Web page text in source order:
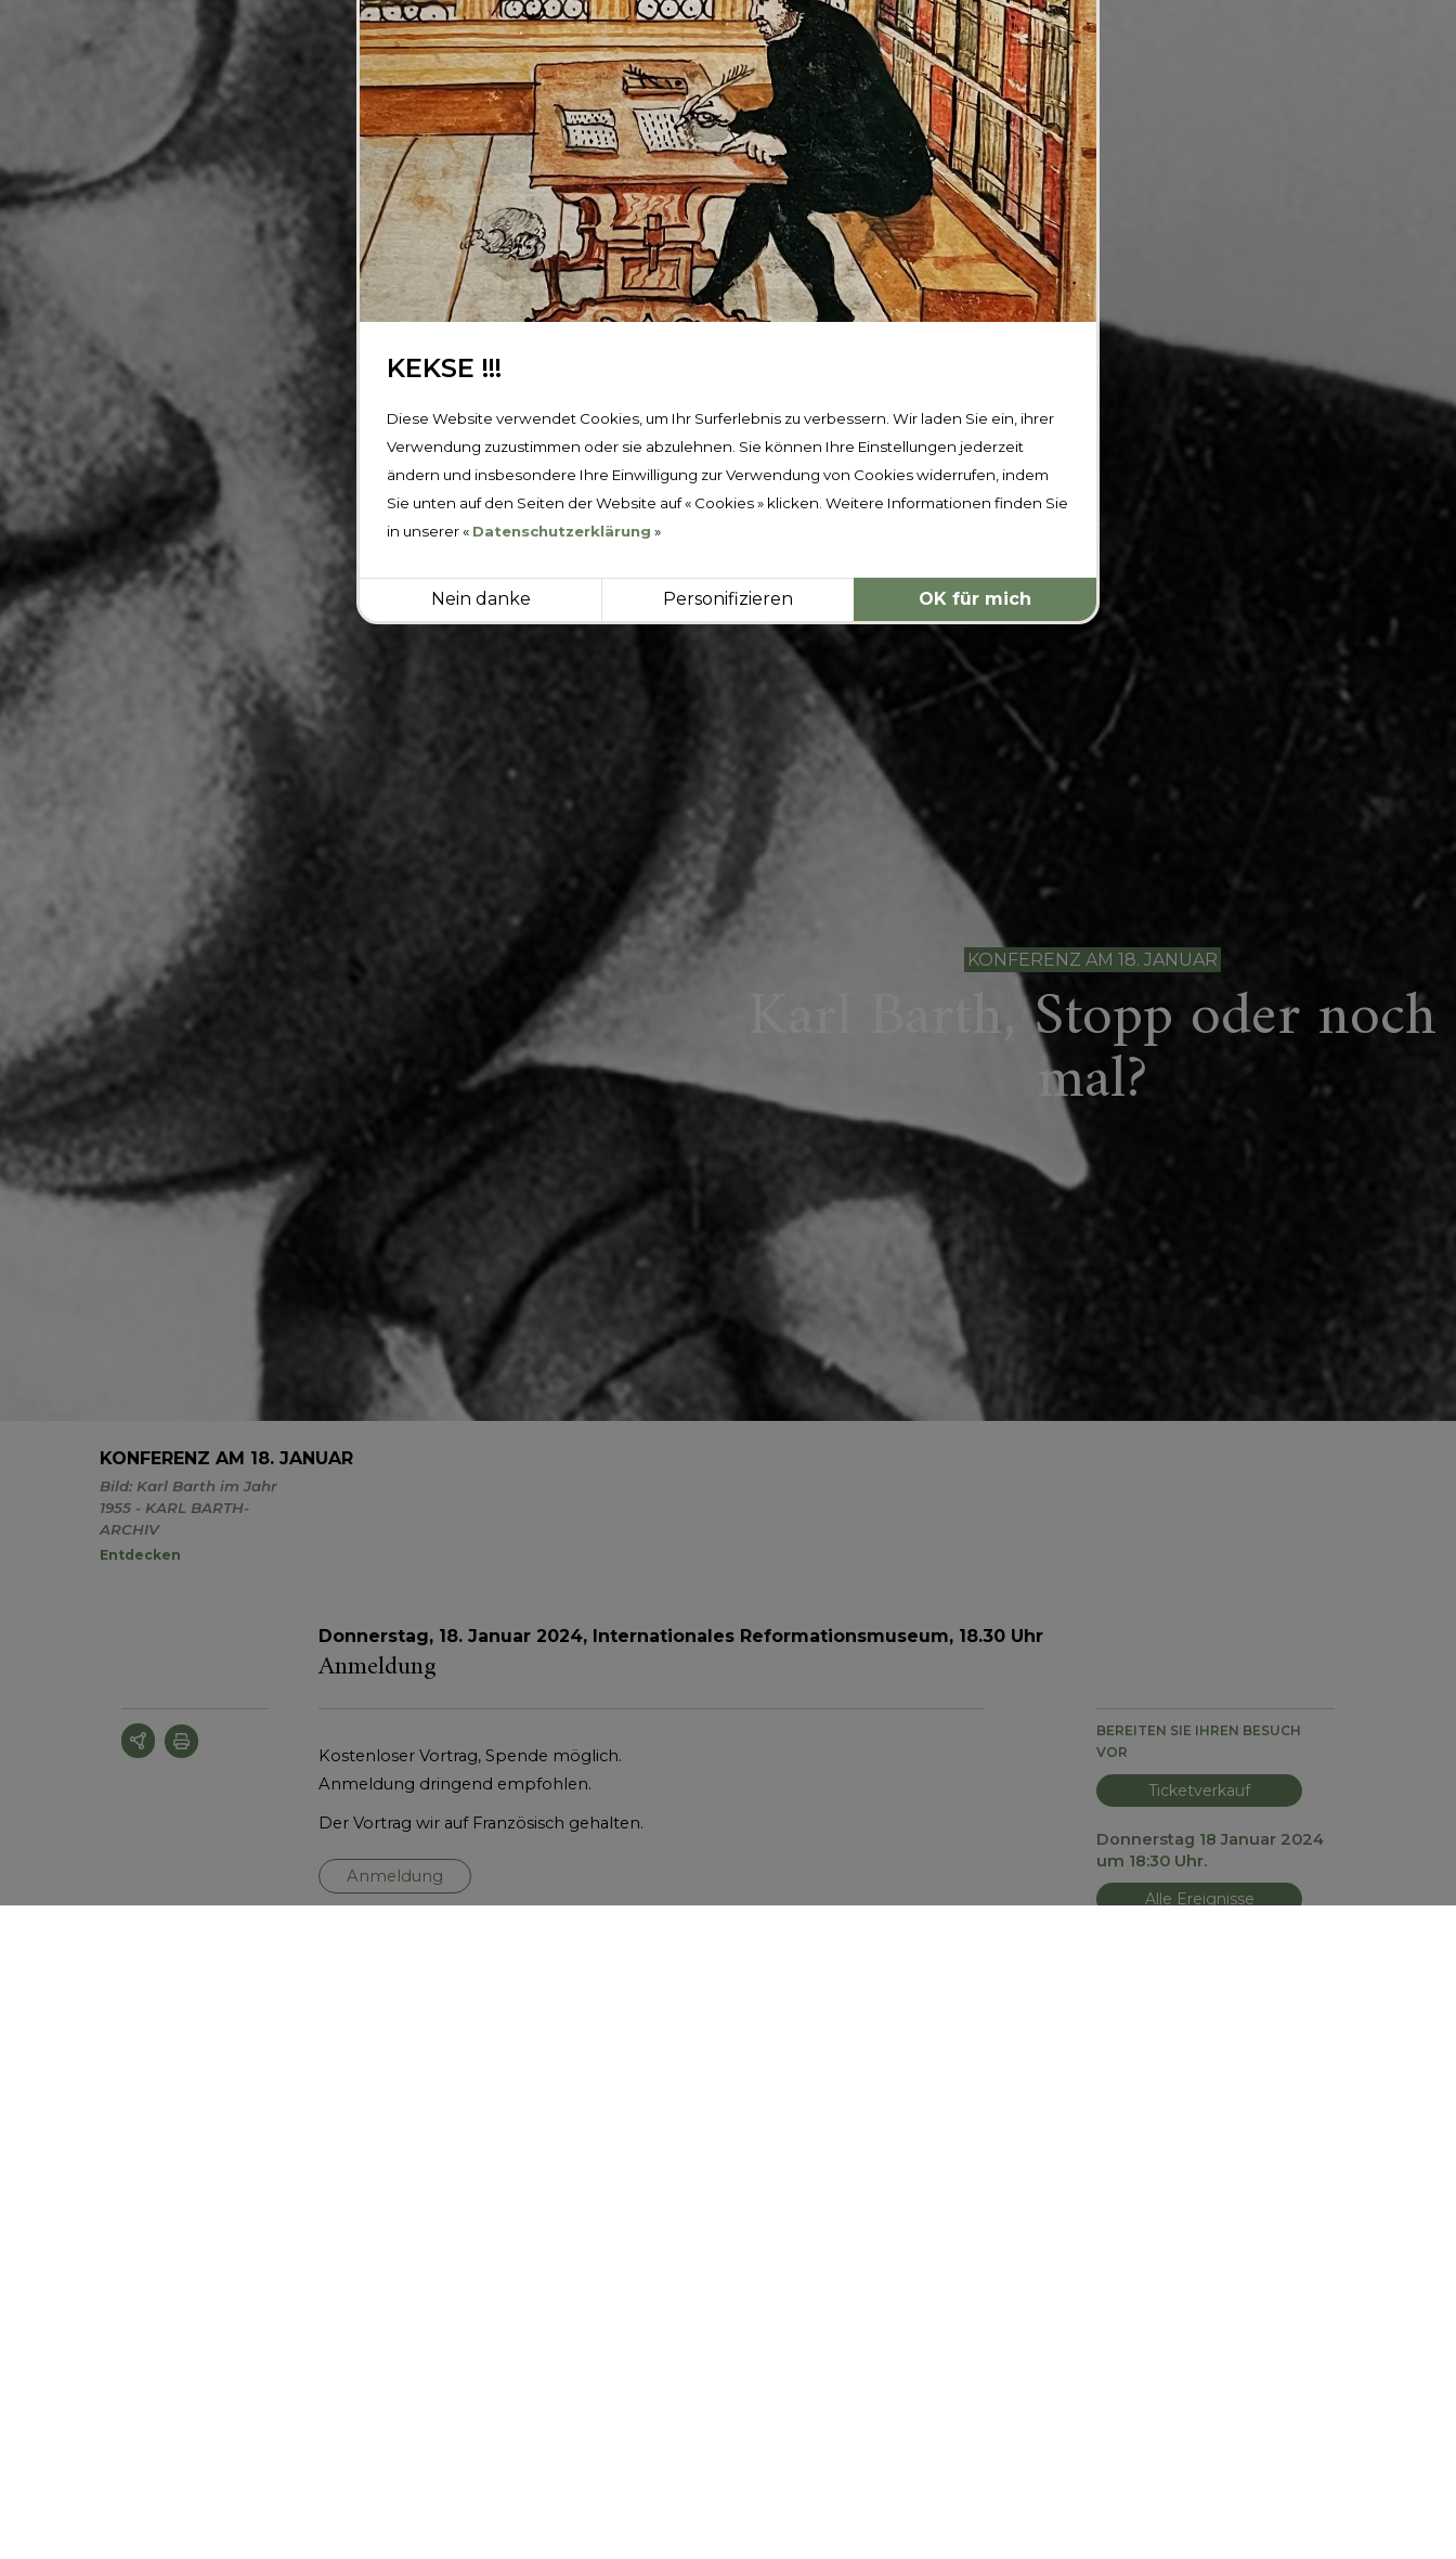
KONFERENZ AM 18. JANUAR
Karl Barth, Stopp oder noch
mal?
KONFERENZ AM 18. JANUAR
Bild: Karl Barth im Jahr
1955 - KARL BARTH-
ARCHIV
Entdecken
Donnerstag, 18. Januar 2024, Internationales Reformationsmuseum, 18.30 Uhr
Anmeldung
Kostenloser Vortrag, Spende möglich.
Anmeldung dringend empfohlen.
Der Vortrag wir auf Französisch gehalten.
Anmeldung
BEREITEN SIE IHREN BESUCH
VOR
Ticketverkauf
Donnerstag 18 Januar 2024
um 18:30 Uhr.
Alle Ereignisse
KEKSE !!!
Diese Website verwendet Cookies, um Ihr Surferlebnis zu verbessern. Wir laden Sie ein, ihrer
Verwendung zuzustimmen oder sie abzulehnen. Sie können Ihre Einstellungen jederzeit
ändern und insbesondere Ihre Einwilligung zur Verwendung von Cookies widerrufen, indem
Sie unten auf den Seiten der Website auf « Cookies » klicken. Weitere Informationen finden Sie
in unserer « Datenschutzerklärung »
Nein danke Personifizieren OK für mich